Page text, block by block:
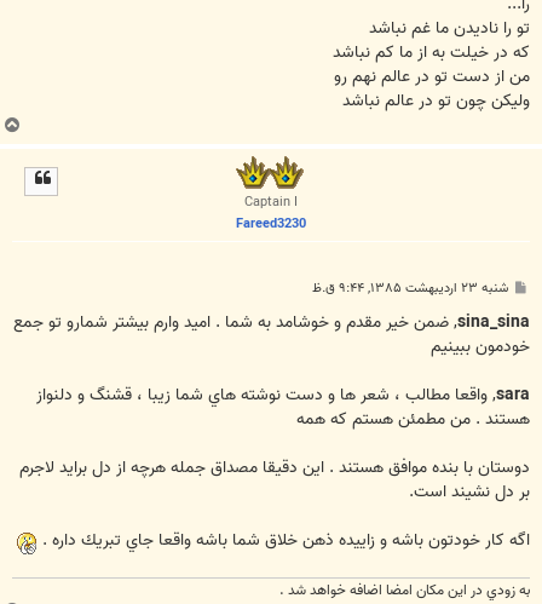
تو را نادیدن ما غم نباشد
که در خیلت به از ما کم نباشد
من از دست تو در عالم نهم رو
ولیکن چون تو در عالم نباشد
ب
ا
Captain I
Fareed3230
پ
ت
شنبه ۲۳ اردیبهشت ۱۳۸۵, ۹:۴۴ ق.ظ
sina_sina, ضمن خير مقدم و خوشامد به شما . اميد وارم بيشتر شمارو تو جمع
خودمون ببينيم
sara, واقعا مطالب ، شعر ها و دست نوشته هاي شما زيبا ، قشنگ و دلنواز
هستند . من مطمئن هستم كه همه
دوستان با بنده موافق هستند . اين دقيقا مصداق جمله هرچه از دل برايد لاجرم
بر دل نشيند است.
اگه كار خودتون باشه و زاييده ذهن خلاق شما باشه واقعا جاي تبريك داره .
به زودي در اين مكان امضا اضافه خواهد شد .